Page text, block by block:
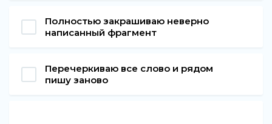
Полностью закрашиваю неверно
написанный фрагмент
Перечеркиваю все слово и рядом
пишу заново